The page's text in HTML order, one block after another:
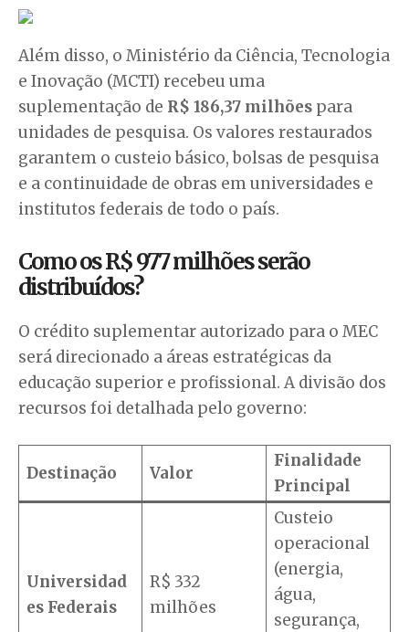
Além disso, o Ministério da Ciência, Tecnologia
e Inovação (MCTI) recebeu uma
suplementação de R$ 186,37 milhões para
unidades de pesquisa. Os valores restaurados
garantem o custeio básico, bolsas de pesquisa
e a continuidade de obras em universidades e
institutos federais de todo o país.
Como os R$ 977 milhões serão
distribuídos?
O crédito suplementar autorizado para o MEC
será direcionado a áreas estratégicas da
educação superior e profissional. A divisão dos
recursos foi detalhada pelo governo:
Destinação Valor
Finalidade
Principal
Universidad
es Federais
R$ 332
milhões
Custeio
operacional
(energia,
água,
segurança,